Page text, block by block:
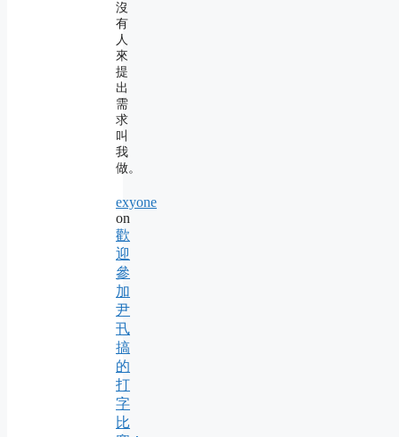
沒
有
人
來
提
出
需
求
叫
我
做。
exyone
on
歡
迎
參
加
尹
卂
搞
的
打
字
比